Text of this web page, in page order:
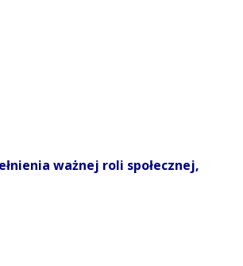
ważnej roli społecznej,